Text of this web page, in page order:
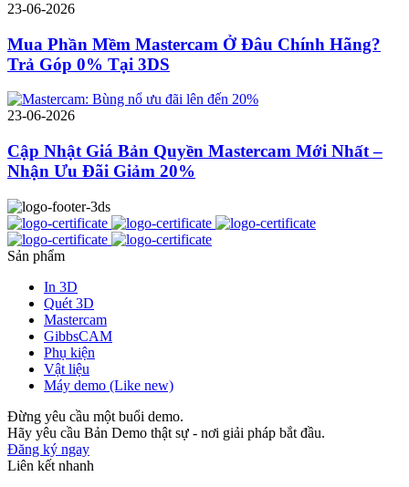
23-06-2026
Mua Phần Mềm Mastercam Ở Đâu Chính Hãng?
Trả Góp 0% Tại 3DS
23-06-2026
Cập Nhật Giá Bản Quyền Mastercam Mới Nhất –
Nhận Ưu Đãi Giảm 20%
Sản phẩm
In 3D
Quét 3D
Mastercam
GibbsCAM
Phụ kiện
Vật liệu
Máy demo (Like new)
Đừng yêu cầu một buổi demo.
Hãy yêu cầu Bản Demo thật sự - nơi giải pháp bắt đầu.
Đăng ký ngay
Liên kết nhanh